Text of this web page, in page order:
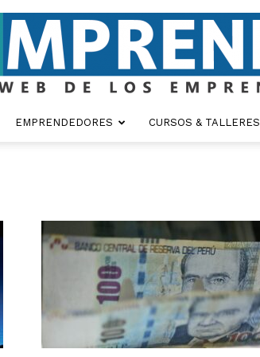
EMPRENDEDORES CURSOS & TALLERES